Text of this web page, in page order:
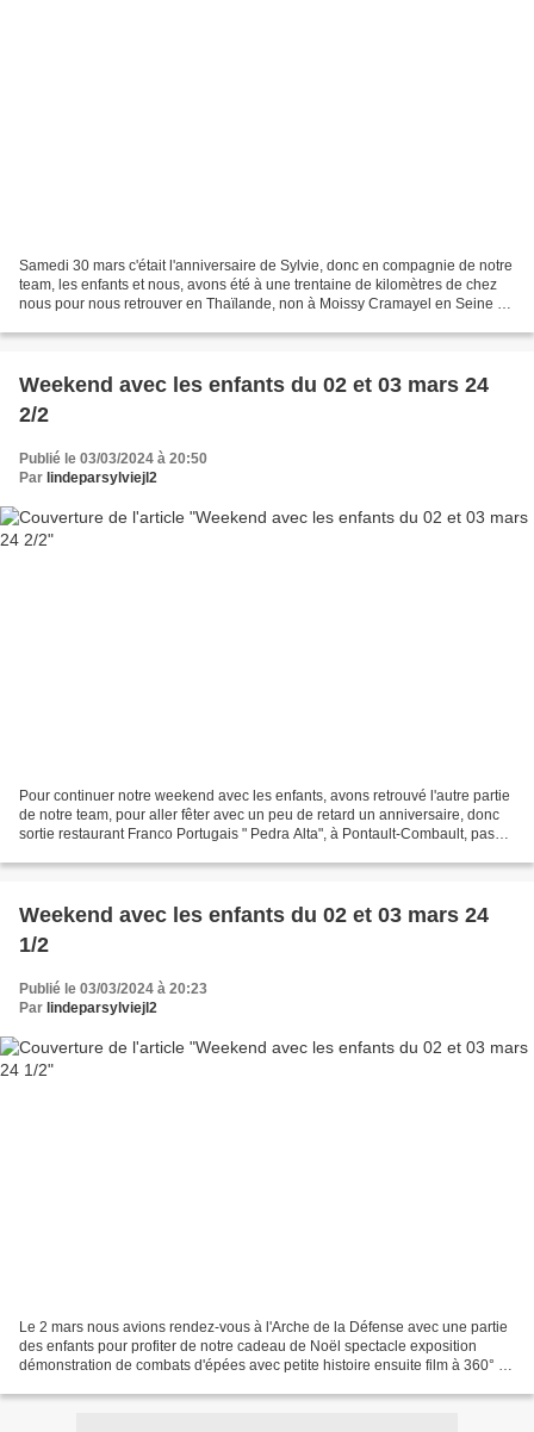
Samedi 30 mars c'était l'anniversaire de Sylvie, donc en compagnie de notre
team, les enfants et nous, avons été à une trentaine de kilomètres de chez
nous pour nous retrouver en Thaïlande, non à Moissy Cramayel en Seine et
Weekend avec les enfants du 02 et 03 mars 24
2/2
Publié le 03/03/2024 à 20:50
Par lindeparsylviejl2
Pour continuer notre weekend avec les enfants, avons retrouvé l'autre partie
de notre team, pour aller fêter avec un peu de retard un anniversaire, donc
sortie restaurant Franco Portugais " Pedra Alta", à Pontault-Combault, pas
Weekend avec les enfants du 02 et 03 mars 24
1/2
Publié le 03/03/2024 à 20:23
Par lindeparsylviejl2
Le 2 mars nous avions rendez-vous à l'Arche de la Défense avec une partie
des enfants pour profiter de notre cadeau de Noël spectacle exposition
démonstration de combats d'épées avec petite histoire ensuite film à 360° on